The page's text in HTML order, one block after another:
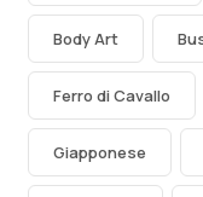
Body Art
Ferro di Cavallo
Giapponese